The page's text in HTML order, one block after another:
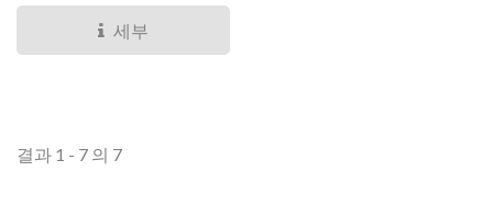
세부
결과 1 - 7 의 7